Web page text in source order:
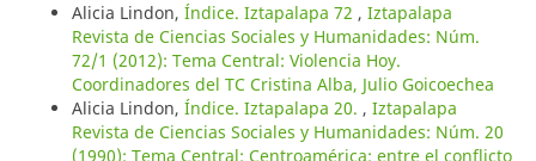
Alicia Lindon, Índice. Iztapalapa 72 , Iztapalapa
Revista de Ciencias Sociales y Humanidades: Núm.
72/1 (2012): Tema Central: Violencia Hoy.
Coordinadores del TC Cristina Alba, Julio Goicoechea
Alicia Lindon, Índice. Iztapalapa 20. , Iztapalapa
Revista de Ciencias Sociales y Humanidades: Núm. 20
(1990): Tema Central: Centroamérica: entre el conflicto